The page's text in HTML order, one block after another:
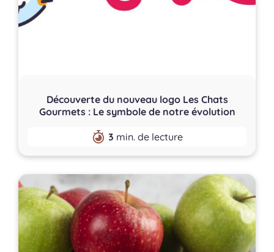
Découverte du nouveau logo Les Chats
Gourmets : Le symbole de notre évolution
3 min. de lecture